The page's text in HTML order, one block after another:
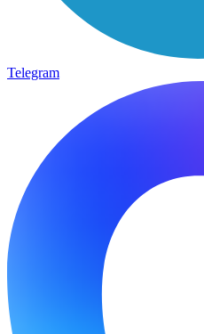
Telegram